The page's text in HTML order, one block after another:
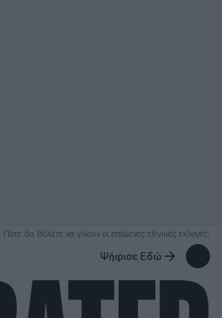
θα θέλατε να γίνουν οι επόμενες εθνικές εκλογές;
Ψήφισε Εδώ